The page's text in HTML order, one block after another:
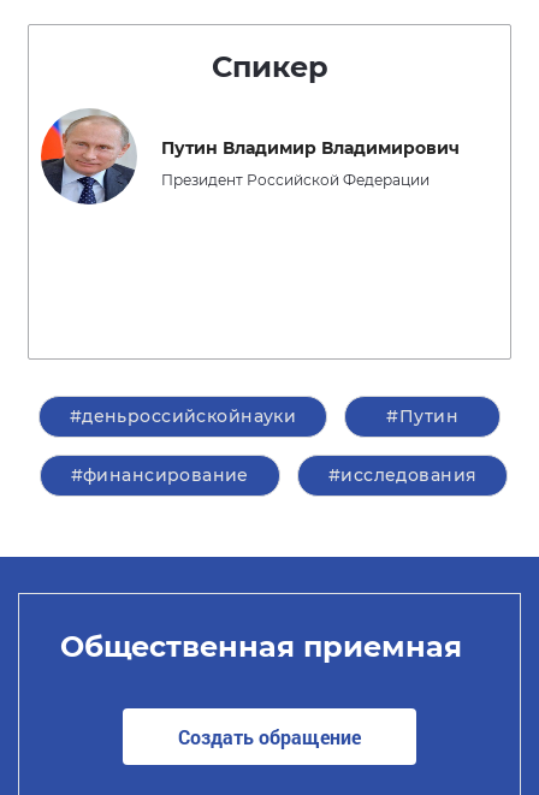
Спикер
Путин Владимир Владимирович
Президент Российской Федерации
#деньроссийскойнауки #Путин
#финансирование #исследования
Общественная приемная
Создать обращение